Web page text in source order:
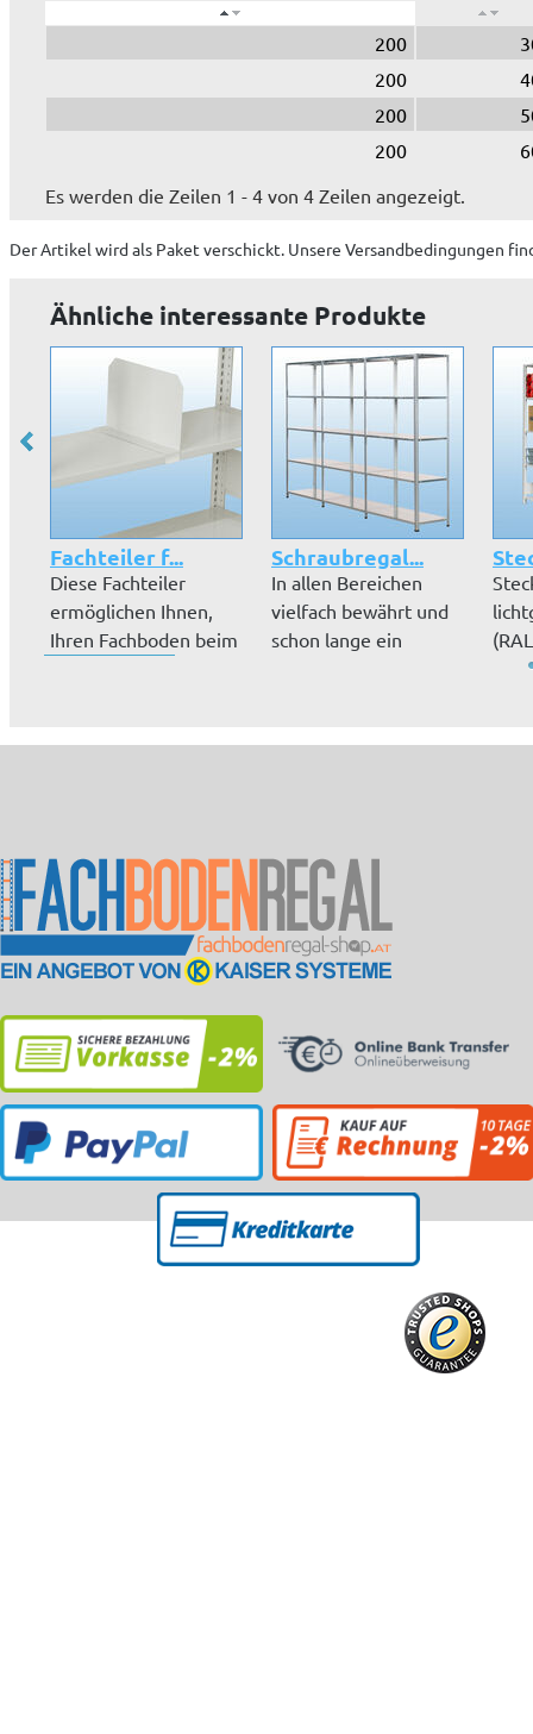
200
200
200
200
Es werden die Zeilen 1 - 4 von 4 Zeilen angezeigt.
Der Artikel wirdals Paket verschickt. Unsere Versandbedingungen
Ähnliche interessante Produkte
Fachteiler f...
Diese Fachteiler
ermöglichen Ihnen,
Ihren Fachboden beim
Schraubregal...
In allen Bereichen
vielfach bewährt und
schon lange ein